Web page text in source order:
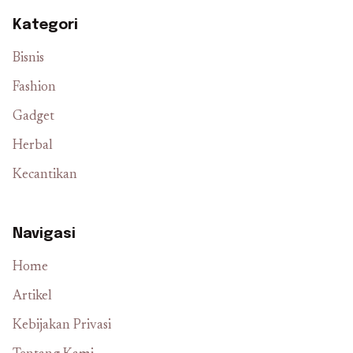
Kategori
Bisnis
Fashion
Gadget
Herbal
Kecantikan
Navigasi
Home
Artikel
Kebijakan Privasi